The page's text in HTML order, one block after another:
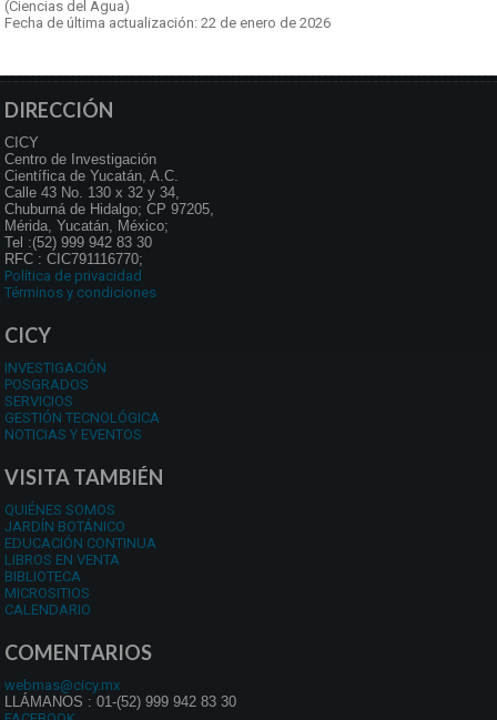
(Ciencias del Agua)
Fecha de última actualización: 22 de enero de 2026
DIRECCIÓN
CICY
Centro de Investigación
Científica de Yucatán, A.C.
Calle 43 No. 130 x 32 y 34,
Chuburná de Hidalgo; CP 97205,
Mérida, Yucatán, México;
Tel :(52) 999 942 83 30
RFC : CIC791116770;
Política de privacidad
Términos y condiciones
CICY
INVESTIGACIÓN
POSGRADOS
SERVICIOS
GESTIÓN TECNOLÓGICA
NOTICIAS Y EVENTOS
VISITA TAMBIÉN
QUIÉNES SOMOS
JARDÍN BOTÁNICO
EDUCACIÓN CONTINUA
LIBROS EN VENTA
BIBLIOTECA
MICROSITIOS
CALENDARIO
COMENTARIOS
webmas@cicy.mx
LLÁMANOS : 01-(52) 999 942 83 30